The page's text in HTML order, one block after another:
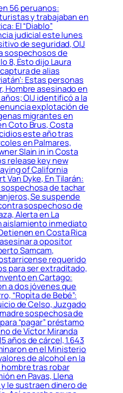
56 peruanos:
y trabajaban en
El “Diablo”
judicial este lunes
de seguridad, OIJ
sospechosos de
8, Esto dijo Laura
de alias
Estas personas
Hombre asesinado en
OIJ identificó a la
explotación de
migrantes en
Coto Brus, Costa
este año tras
en Palmares,
Slain in in Costa
release key new
of California
Van Dyke, En Tilarán:
de tachar
Se suspende
sospechoso de
Alerta en La
aislamiento inmediato
en Costa Rica
a opositor
Samcam,
requerido
para ser extraditado,
en Cartago:
a dos jóvenes que
“Ropita de Bebé”:
de Celso, Juzgado
sospechosa de
“pagar” préstamo
de Víctor Miranda
años de cárcel, 1.643
en el Ministerio
de alcohol en la
hombre tras robar
en Pavas, Llena
le sustraen dinero de